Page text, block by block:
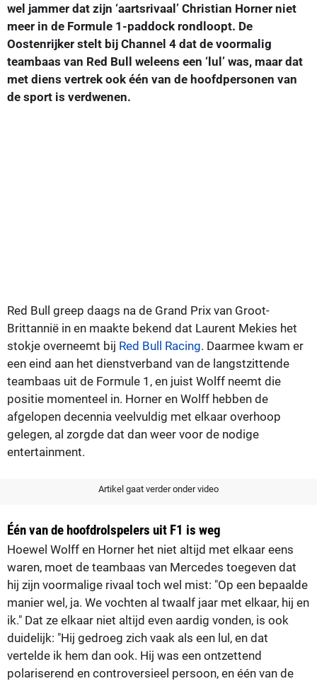
wel jammer dat zijn ‘aartsrivaal’ Christian Horner niet
meer in de Formule 1-paddock rondloopt. De
Oostenrijker stelt bij Channel 4 dat de voormalig
teambaas van Red Bull weleens een ‘lul’ was, maar dat
met diens vertrek ook één van de hoofdpersonen van
de sport is verdwenen.
Red Bull greep daags na de Grand Prix van Groot-
Brittannië in en maakte bekend dat Laurent Mekies het
stokje overneemt bij Red Bull Racing. Daarmee kwam er
een eind aan het dienstverband van de langstzittende
teambaas uit de Formule 1, en juist Wolff neemt die
positie momenteel in. Horner en Wolff hebben de
afgelopen decennia veelvuldig met elkaar overhoop
gelegen, al zorgde dat dan weer voor de nodige
entertainment.
Artikel gaat verder onder video
Één van de hoofdrolspelers uit F1 is weg
Hoewel Wolff en Horner het niet altijd met elkaar eens
waren, moet de teambaas van Mercedes toegeven dat
hij zijn voormalige rivaal toch wel mist: "Op een bepaalde
manier wel, ja. We vochten al twaalf jaar met elkaar, hij en
ik." Dat ze elkaar niet altijd even aardig vonden, is ook
duidelijk: "Hij gedroeg zich vaak als een lul, en dat
vertelde ik hem dan ook. Hij was een ontzettend
polariserend en controversieel persoon, en één van de